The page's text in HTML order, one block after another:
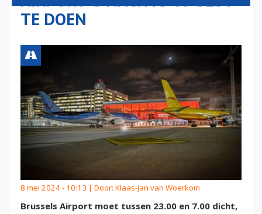
TE DOEN
8 mei 2024 - 10:13 | Door: Klaas-Jan van Woerkom
Brussels Airport moet tussen 23.00 en 7.00 dicht,